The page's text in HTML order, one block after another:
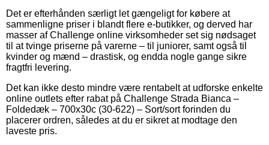
Det er efterhånden særligt let gængeligt for købere at
sammenligne priser i blandt flere e-butikker, og derved har
masser af Challenge online virksomheder set sig nødsaget
til at tvinge priserne på varerne – til juniorer, samt også til
kvinder og mænd – drastisk, og endda nogle gange sikre
fragtfri levering.
Det kan ikke desto mindre være rentabelt at udforske enkelte
online outlets efter rabat på Challenge Strada Bianca –
Foldedæk – 700x30c (30-622) – Sort/sort forinden du
placerer ordren, således at du er sikret at modtage den
laveste pris.